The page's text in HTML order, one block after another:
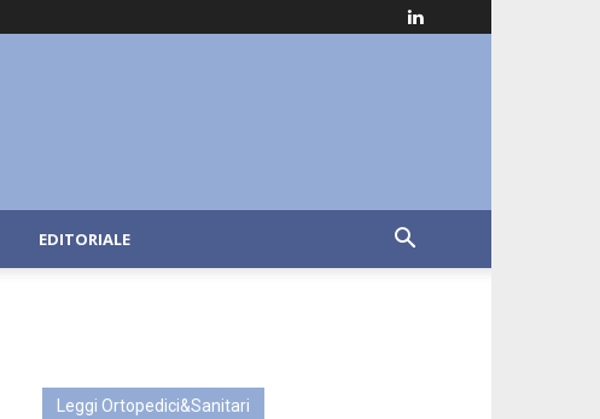
EDITORIALE
Leggi Ortopedici&Sanitari